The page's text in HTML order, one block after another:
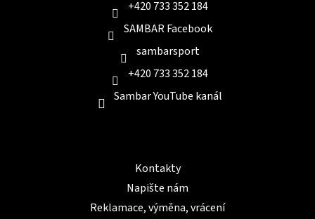
+420 733 352 184
SAMBAR Facebook
sambarsport
+420 733 352 184
Sambar YouTube kanál
Kontakty
Napište nám
Reklamace, výměna, vrácení